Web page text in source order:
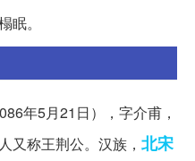
眠。
年5月21日），字介甫，
又称王荆公。汉族， 北宋